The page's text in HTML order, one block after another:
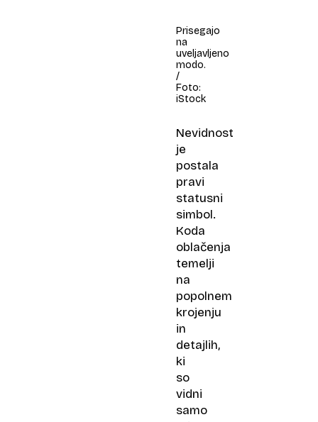
Prisegajo
na
uveljavljeno
modo.
/
Foto:
iStock
Nevidnost
je
postala
pravi
statusni
simbol.
Koda
oblačenja
temelji
na
popolnem
krojenju
in
detajlih,
ki
so
vidni
samo